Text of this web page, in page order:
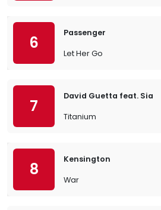
6
Passenger
Let Her Go
7
David Guetta feat. Sia
Titanium
8
Kensington
War